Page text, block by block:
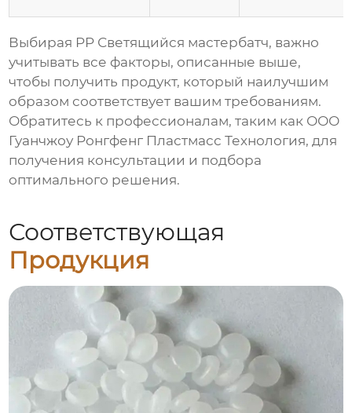
Выбирая PP Светящийся мастербатч, важно
учитывать все факторы, описанные выше,
чтобы получить продукт, который наилучшим
образом соответствует вашим требованиям.
Обратитесь к профессионалам, таким как ООО
Гуанчжоу Ронгфенг Пластмасс Технология, для
получения консультации и подбора
оптимального решения.
Соответствующая
Продукция